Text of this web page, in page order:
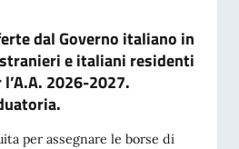
dal Governo italiano in
e italiani residenti
2026-2027.
per assegnare le borse di